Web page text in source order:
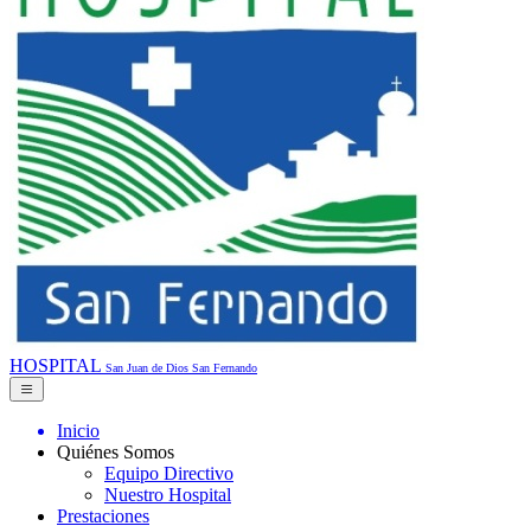
HOSPITAL San Juan de Dios San Fernando
Inicio
Quiénes Somos
Equipo Directivo
Nuestro Hospital
Prestaciones